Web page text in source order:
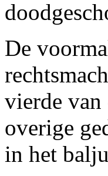
De
vierde van
overige
in het